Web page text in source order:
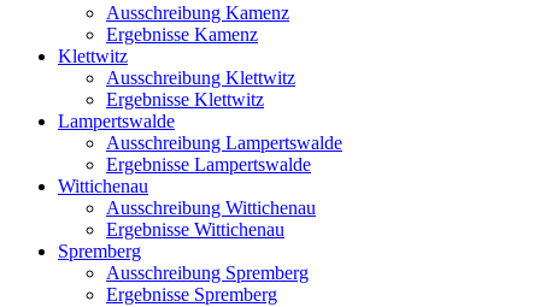
Ausschreibung Kamenz
Ergebnisse Kamenz
Klettwitz
Ausschreibung Klettwitz
Ergebnisse Klettwitz
Lampertswalde
Ausschreibung Lampertswalde
Ergebnisse Lampertswalde
Wittichenau
Ausschreibung Wittichenau
Ergebnisse Wittichenau
Spremberg
Ausschreibung Spremberg
Ergebnisse Spremberg